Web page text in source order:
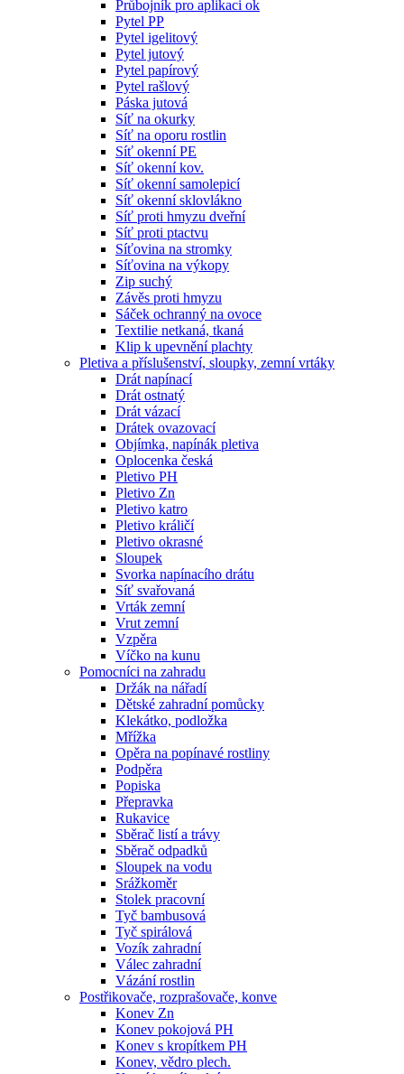
Průbojník pro aplikaci ok
Pytel PP
Pytel igelitový
Pytel jutový
Pytel papírový
Pytel rašlový
Páska jutová
Síť na okurky
Síť na oporu rostlin
Síť okenní PE
Síť okenní kov.
Síť okenní samolepicí
Síť okenní sklovlákno
Síť proti hmyzu dveřní
Síť proti ptactvu
Síťovina na stromky
Síťovina na výkopy
Zip suchý
Závěs proti hmyzu
Sáček ochranný na ovoce
Textilie netkaná, tkaná
Klip k upevnění plachty
Pletiva a příslušenství, sloupky, zemní vrtáky
Drát napínací
Drát ostnatý
Drát vázací
Drátek ovazovací
Objímka, napínák pletiva
Oplocenka česká
Pletivo PH
Pletivo Zn
Pletivo katro
Pletivo králičí
Pletivo okrasné
Sloupek
Svorka napínacího drátu
Síť svařovaná
Vrták zemní
Vrut zemní
Vzpěra
Víčko na kunu
Pomocníci na zahradu
Držák na nářadí
Dětské zahradní pomůcky
Klekátko, podložka
Mřížka
Opěra na popínavé rostliny
Podpěra
Popiska
Přepravka
Rukavice
Sběrač listí a trávy
Sběrač odpadků
Sloupek na vodu
Srážkoměr
Stolek pracovní
Tyč bambusová
Tyč spirálová
Vozík zahradní
Válec zahradní
Vázání rostlin
Postřikovače, rozprašovače, konve
Konev Zn
Konev pokojová PH
Konev s kropítkem PH
Konev, vědro plech.